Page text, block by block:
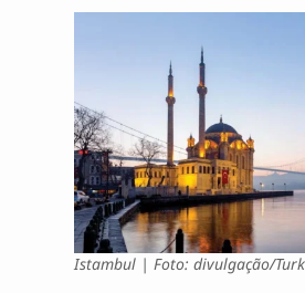
Istambul | Foto: divulgação/